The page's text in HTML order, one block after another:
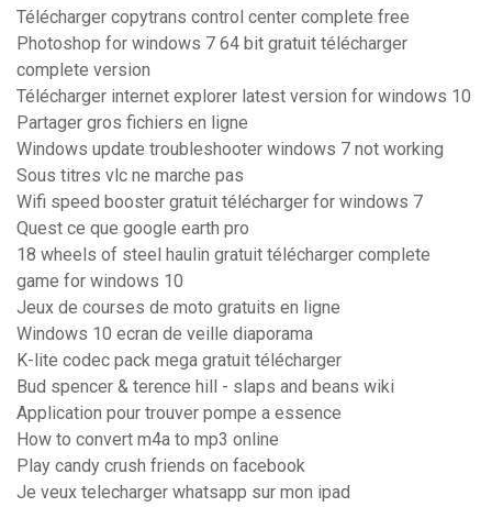
Télécharger copytrans control center complete free
Photoshop for windows 7 64 bit gratuit télécharger
complete version
Télécharger internet explorer latest version for windows 10
Partager gros fichiers en ligne
Windows update troubleshooter windows 7 not working
Sous titres vlc ne marche pas
Wifi speed booster gratuit télécharger for windows 7
Quest ce que google earth pro
18 wheels of steel haulin gratuit télécharger complete
game for windows 10
Jeux de courses de moto gratuits en ligne
Windows 10 ecran de veille diaporama
K-lite codec pack mega gratuit télécharger
Bud spencer & terence hill - slaps and beans wiki
Application pour trouver pompe a essence
How to convert m4a to mp3 online
Play candy crush friends on facebook
Je veux telecharger whatsapp sur mon ipad